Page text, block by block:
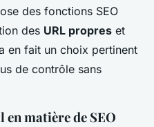
des fonctions SEO
des URL propres et
en fait un choix pertinent
de contrôle sans
matière de SEO